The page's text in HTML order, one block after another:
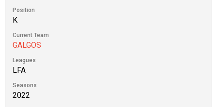
Position
K
Current Team
GALGOS
Leagues
LFA
Seasons
2022